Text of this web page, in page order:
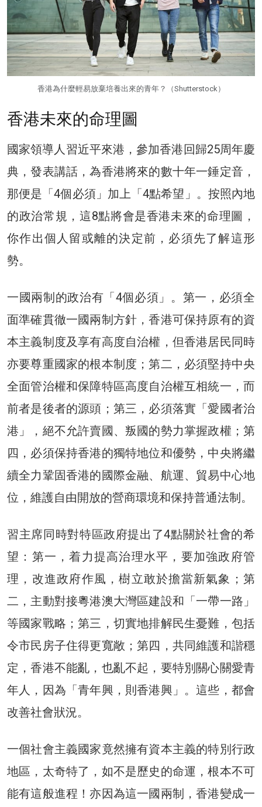
香港為什麼輕易放棄培養出來的青年？（Shutterstock）
香港未來的命理圖
國家領導人習近平來港，參加香港回歸25周年慶
典，發表講話，為香港將來的數十年一錘定音，
那便是「4個必須」加上「4點希望」。按照內地
的政治常規，這8點將會是香港未來的命理圖，
你作出個人留或離的決定前，必須先了解這形
勢。
一國兩制的政治有「4個必須」。第一，必須全
面準確貫徹一國兩制方針，香港可保持原有的資
本主義制度及享有高度自治權，但香港居民同時
亦要尊重國家的根本制度；第二，必須堅持中央
全面管治權和保障特區高度自治權互相統一，而
前者是後者的源頭；第三，必須落實「愛國者治
港」，絕不允許賣國、叛國的勢力掌握政權；第
四，必須保持香港的獨特地位和優勢，中央將繼
續全力鞏固香港的國際金融、航運、貿易中心地
位，維護自由開放的營商環境和保持普通法制。
習主席同時對特區政府提出了4點關於社會的希
望：第一，着力提高治理水平，要加強政府管
理，改進政府作風，樹立敢於擔當新氣象；第
二，主動對接粵港澳大灣區建設和「一帶一路」
等國家戰略；第三，切實地排解民生憂難，包括
令市民房子住得更寬敞；第四，共同維護和諧穩
定，香港不能亂，也亂不起，要特別關心關愛青
年人，因為「青年興，則香港興」。這些，都會
改善社會狀況。
一個社會主義國家竟然擁有資本主義的特別行政
地區，太奇特了，如不是歷史的命運，根本不可
能有這般進程！亦因為這一國兩制，香港變成一